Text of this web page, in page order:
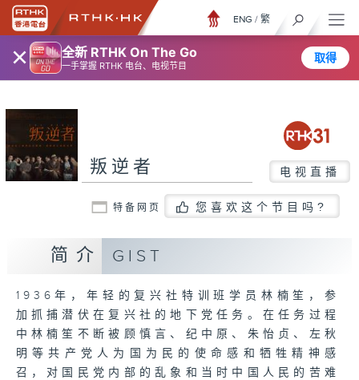
× 全新 RTHK On The Go
一手掌握 RTHK 电台、电视节目
取得
ENG / 繁
叛逆者 电视直播
特备网页 您喜欢这个节目吗?
简介 GIST
1936年，年轻的复兴社特训班学员林楠笙，参
加抓捕潜伏在复兴社的地下党任务。在任务过程
中林楠笙不断被顾慎言、纪中原、朱怡贞、左秋
明等共产党人为国为民的使命感和牺牲精神感
召，对国民党内部的乱象和当时中国人民的苦难